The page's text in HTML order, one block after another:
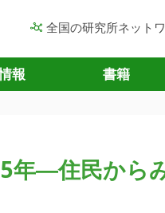
全国の研究所ネット
報 書籍
年―住民から